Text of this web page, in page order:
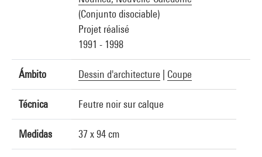
(Conjunto disociable)
Projet réalisé
1991 - 1998
Ámbito Dessin d'architecture Coupe
Técnica Feutre noir sur calque
Medidas 37 x 94 cm